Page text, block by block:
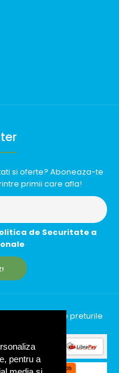
pentru a
si oferte? Aboneaza-te
primii care afla!
de Securitate a
rezervate | Toate preturile